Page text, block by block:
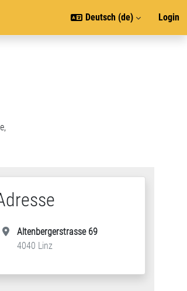
Deutsch ‎(de)‎ Login
Altenbergerstrasse 69
4040 Linz